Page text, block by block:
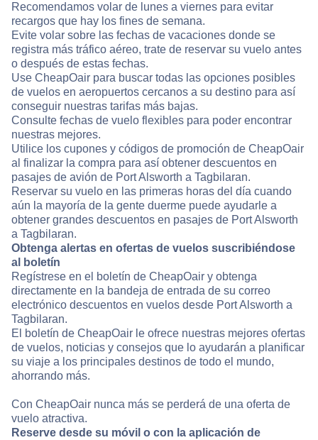
Recomendamos volar de lunes a viernes para evitar
recargos que hay los fines de semana.
Evite volar sobre las fechas de vacaciones donde se
registra más tráfico aéreo, trate de reservar su vuelo antes
o después de estas fechas.
Use CheapOair para buscar todas las opciones posibles
de vuelos en aeropuertos cercanos a su destino para así
conseguir nuestras tarifas más bajas.
Consulte fechas de vuelo flexibles para poder encontrar
nuestras mejores.
Utilice los cupones y códigos de promoción de CheapOair
al finalizar la compra para así obtener descuentos en
pasajes de avión de Port Alsworth a Tagbilaran.
Reservar su vuelo en las primeras horas del día cuando
aún la mayoría de la gente duerme puede ayudarle a
obtener grandes descuentos en pasajes de Port Alsworth
a Tagbilaran.
Obtenga alertas en ofertas de vuelos suscribiéndose
al boletín
Regístrese en el boletín de CheapOair y obtenga
directamente en la bandeja de entrada de su correo
electrónico descuentos en vuelos desde Port Alsworth a
Tagbilaran.
El boletín de CheapOair le ofrece nuestras mejores ofertas
de vuelos, noticias y consejos que lo ayudarán a planificar
su viaje a los principales destinos de todo el mundo,
ahorrando más.
Con CheapOair nunca más se perderá de una oferta de
vuelo atractiva.
Reserve desde su móvil o con la aplicación de